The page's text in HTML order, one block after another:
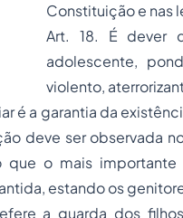
Constituição e nas
Art. 18. É dever
adolescente,
violento,
é a garantia da
deve ser observada
que o mais
estando os
a guarda dos